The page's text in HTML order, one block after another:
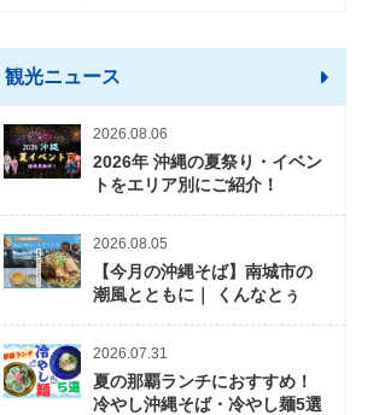
観光ニュース
2026.08.06
2026年 沖縄の夏祭り・イベン
トをエリア別にご紹介！
2026.08.05
【今月の沖縄そば】南城市の
潮風とともに｜ くんなとぅ
2026.07.31
夏の那覇ランチにおすすめ！
冷やし沖縄そば・冷やし麺5選